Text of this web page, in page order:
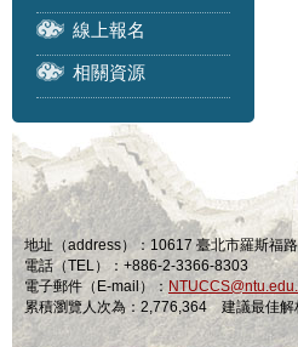
線上報名
相關資源
地址（address）：10617 臺北市羅斯福
電話（TEL）：+886-2-3366-8303
電子郵件（E-mail）：
累積瀏覽人次為：2,776,364 建議最佳